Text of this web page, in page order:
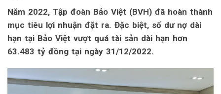
Năm 2022, Tập đoàn Bảo Việt (BVH) đã hoàn thành
mục tiêu lợi nhuận đặt ra. Đặc biệt, số dư nợ dài
hạn tại Bảo Việt vượt quá tài sản dài hạn hơn
63.483 tỷ đồng tại ngày 31/12/2022.